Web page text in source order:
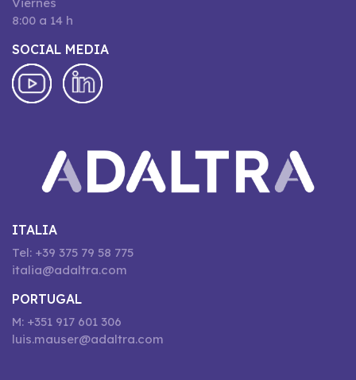
8:00 a 14 h
SOCIAL MEDIA
ITALIA
Tel: +39 375 79 58 775
italia@adaltra.com
PORTUGAL
M: +351 917 601 306
luis.mauser@adaltra.com